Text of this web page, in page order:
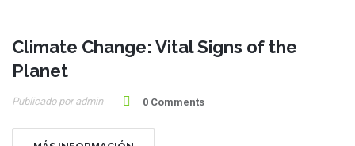
10
May
Climate Change: Vital Signs of the
Planet
Publicado por admin 0 Comments